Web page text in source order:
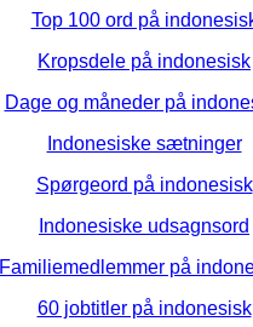
Top 100 ord på
Kropsdele på indonesisk
Dage og måneder på
Indonesiske sætninger
Spørgeord på indonesisk
Indonesiske udsagnsord
Familiemedlemmer på
60 jobtitler på indonesisk